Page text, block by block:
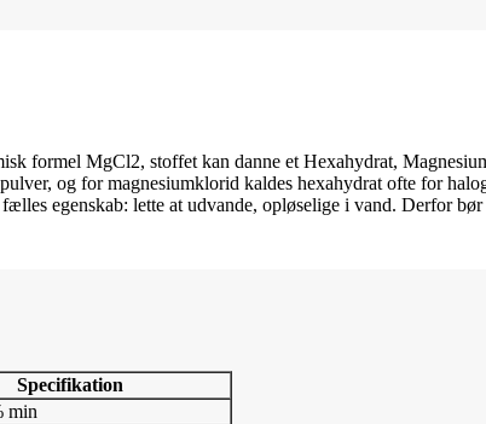
formel MgCl2, stoffet kan danne et Hexahydrat,
og for magnesiumklorid kaldes hexahydrat ofte for
egenskab: lette at udvande, opløselige i vand. Derfor
Specifikation
min